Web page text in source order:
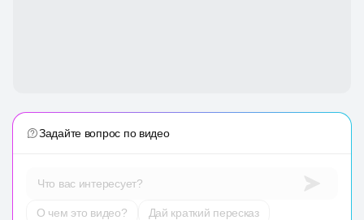
Задайте вопрос по видео
Что вас интересует?
О чем это видео?
Дай краткий пересказ